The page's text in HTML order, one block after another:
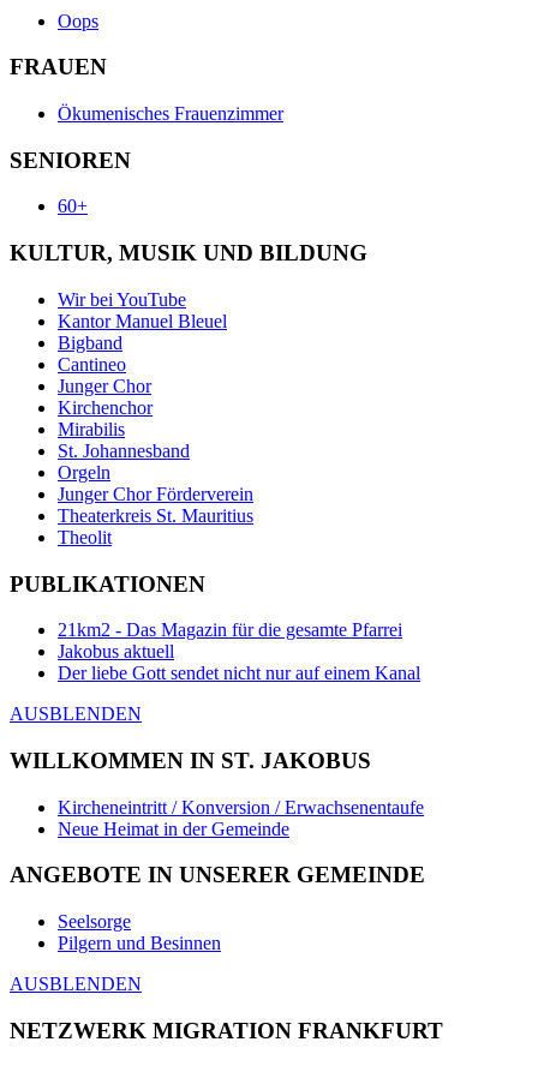
Oops
FRAUEN
Ökumenisches Frauenzimmer
SENIOREN
60+
KULTUR, MUSIK UND BILDUNG
Wir bei YouTube
Kantor Manuel Bleuel
Bigband
Cantineo
Junger Chor
Kirchenchor
Mirabilis
St. Johannesband
Orgeln
Junger Chor Förderverein
Theaterkreis St. Mauritius
Theolit
PUBLIKATIONEN
21km2 - Das Magazin für die gesamte Pfarrei
Jakobus aktuell
Der liebe Gott sendet nicht nur auf einem Kanal
AUSBLENDEN
WILLKOMMEN IN ST. JAKOBUS
Kircheneintritt / Konversion / Erwachsenentaufe
Neue Heimat in der Gemeinde
ANGEBOTE IN UNSERER GEMEINDE
Seelsorge
Pilgern und Besinnen
AUSBLENDEN
NETZWERK MIGRATION FRANKFURT